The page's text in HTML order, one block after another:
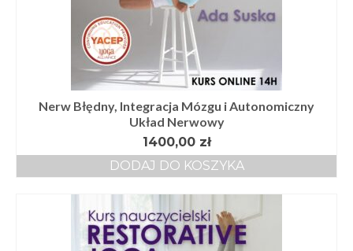
Nerw Błędny, Integracja Mózgu i Autonomiczny
Układ Nerwowy
1400,00 zł
DODAJ DO KOSZYKA